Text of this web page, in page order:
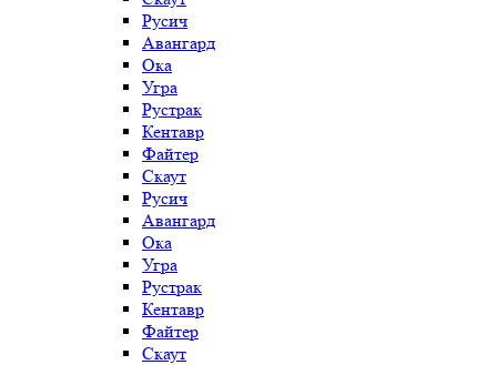
Русич
Авангард
Ока
Угра
Рустрак
Кентавр
Файтер
Скаут
Русич
Авангард
Ока
Угра
Рустрак
Кентавр
Файтер
Скаут